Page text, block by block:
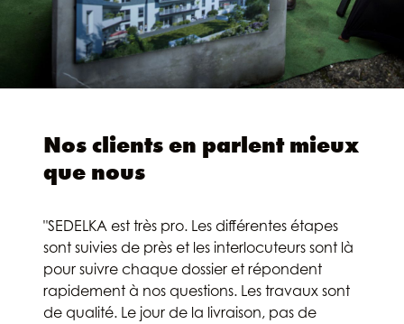
Nos clients en parlent mieux
que nous
"SEDELKA est très pro. Les différentes étapes
sont suivies de près et les interlocuteurs sont là
pour suivre chaque dossier et répondent
rapidement à nos questions. Les travaux sont
de qualité. Le jour de la livraison, pas de